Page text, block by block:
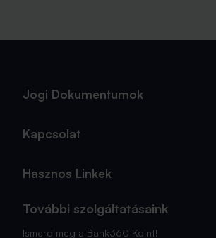
Jogi Dokumentumok
Kapcsolat
Hasznos Linkek
További szolgáltatásaink
Ismerd meg a Bank360 Koint!